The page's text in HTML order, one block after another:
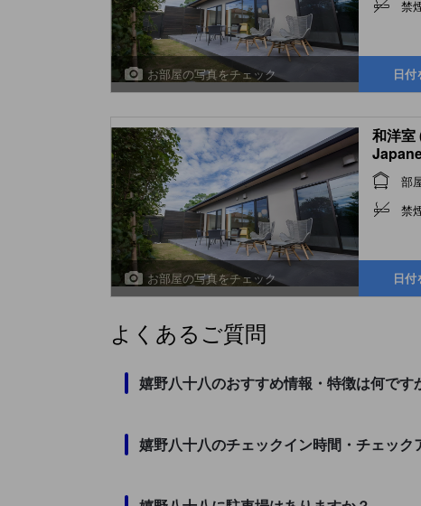
お部屋の写真をチェック
禁
日
お部屋の写真をチェック
和洋
with 部
禁
日
よくあるご質問
嬉野八十八のおすすめ情報・特徴は何です
嬉野八十八のチェックイン時間・チェック